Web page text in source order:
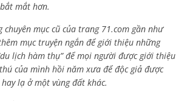
mắt hơn.
chuyên mục cũ của trang 71.com gần như
mục truyện ngắn để giới thiệu những
lịch hàm thụ” để mọi người được giới thiệu
của mình hồi năm xưa để độc giả được
lạ ở một vùng đất khác.